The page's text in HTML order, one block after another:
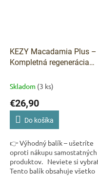
KEZY Macadamia Plus –
Kompletná regenerácia
Skladom (3 ks)
€26,90
Do košíka
👉 Výhodný balík – ušetríte
oproti nákupu samostatných
produktov. Neviete si
Tento balík obsahuje všetko